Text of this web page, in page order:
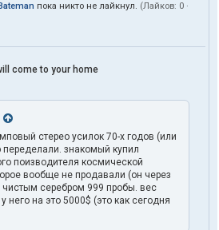
пока никто не лайкнул. (Лайков: 0 ·
come to your home
стерео усилок 70-х годов (или
переделали. знакомый купил
поизводителя космической
вообще не продавали (он через
чистым серебром 999 пробы. вес
него на это 5000$ (это как сегодня